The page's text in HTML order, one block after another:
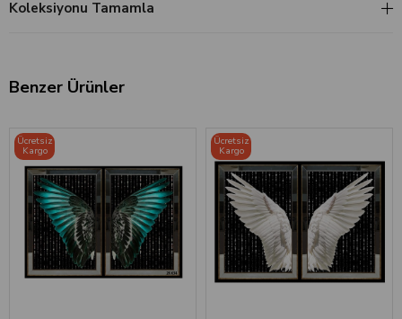
Koleksiyonu Tamamla
Benzer Ürünler
Ücretsiz
Kargo
Ücretsiz
Kargo